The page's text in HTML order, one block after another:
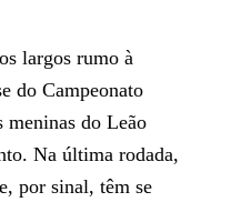
largos rumo à
do Campeonato
meninas do Leão
Na última rodada,
por sinal, têm se